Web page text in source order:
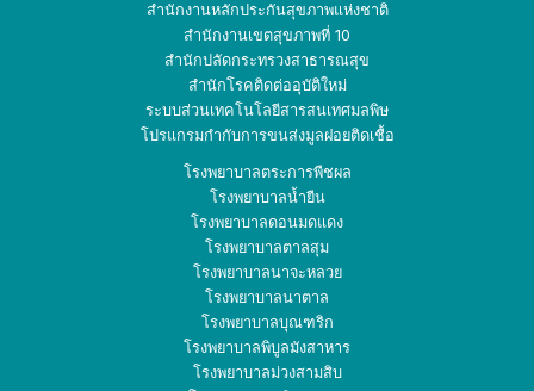
สำนักงานหลักประกันสุขภาพแห่งชาติ
สำนักงานเขตสุขภาพที่ 10
สำนักปลัดกระทรวงสาธารณสุข
สำนักโรคติดต่ออุบัติใหม่
ระบบส่วนเทคโนโลยีสารสนเทศมลพิษ
โปรแกรมกำกับการขนส่งมูลฝอยติดเชื้อ
โรงพยาบาลตระการพืชผล
โรงพยาบาลน้ำยืน
โรงพยาบาลดอนมดแดง
โรงพยาบาลตาลสุม
โรงพยาบาลนาจะหลวย
โรงพยาบาลนาตาล
โรงพยาบาลบุณฑริก
โรงพยาบาลพิบูลมังสาหาร
โรงพยาบาลม่วงสามสิบ